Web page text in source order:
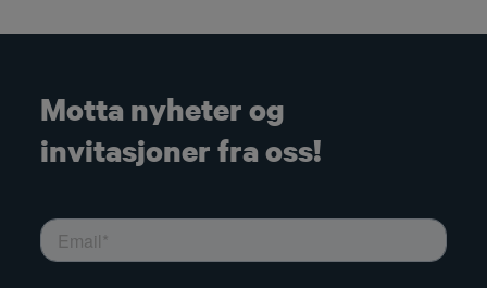
Motta nyheter og
invitasjoner fra oss!